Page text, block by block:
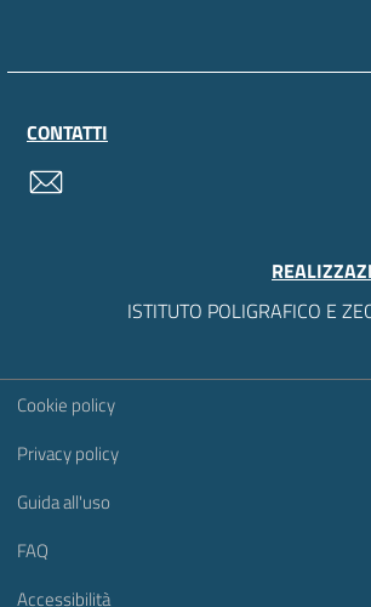
CONTATTI
ISTITUTO POLIGRAFICO E
Sezione Link Utili
Cookie policy
Privacy policy
Guida all'uso
FAQ
Accessibilità